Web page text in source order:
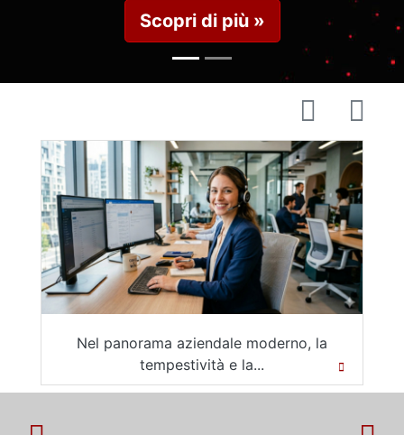
moderno, la
Il Decreto che
Energetiche